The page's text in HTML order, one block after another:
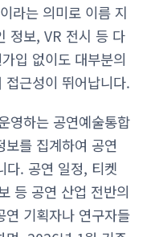
라는 의미로 이름 지
정보, VR 전시 등 다
입 없이도 대부분의
근성이 뛰어납니다.
영하는 공연예술통합
를 집계하여 공연
다. 공연 일정, 티켓
등 공연 산업 전반의
연 기획자나 연구자들